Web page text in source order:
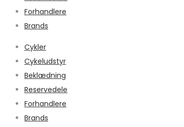
Forhandlere
Brands
Cykler
Cykeludstyr
Beklædning
Reservedele
Forhandlere
Brands